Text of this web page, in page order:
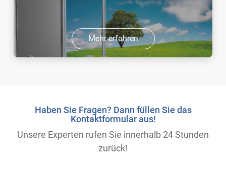
Mehr erfahren
Haben Sie Fragen? Dann füllen Sie das
Kontaktformular aus!
Unsere Experten rufen Sie innerhalb 24 Stunden
zurück!